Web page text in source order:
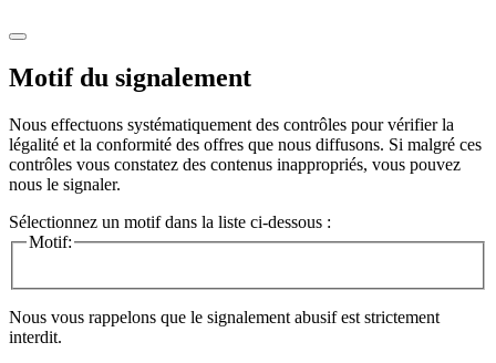
Motif du signalement
Nous effectuons systématiquement des contrôles pour vérifier la
légalité et la conformité des offres que nous diffusons. Si malgré ces
contrôles vous constatez des contenus inappropriés, vous pouvez
nous le signaler.
Sélectionnez un motif dans la liste ci-dessous :
Motif:
Nous vous rappelons que le signalement abusif est strictement
interdit.